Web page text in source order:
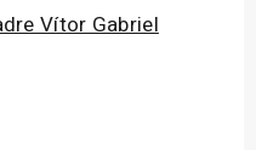
Vítor Gabriel